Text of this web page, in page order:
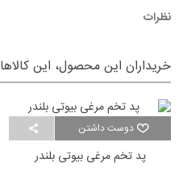
نظرات
خریداران این محصول، این کالاها
دوست داشتن
پد تخم مرغی بیوتی بلندر